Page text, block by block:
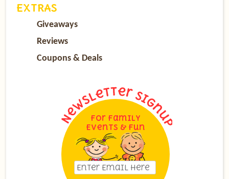
EXTRAS
Giveaways
Reviews
Coupons & Deals
For Family
Events & Fun